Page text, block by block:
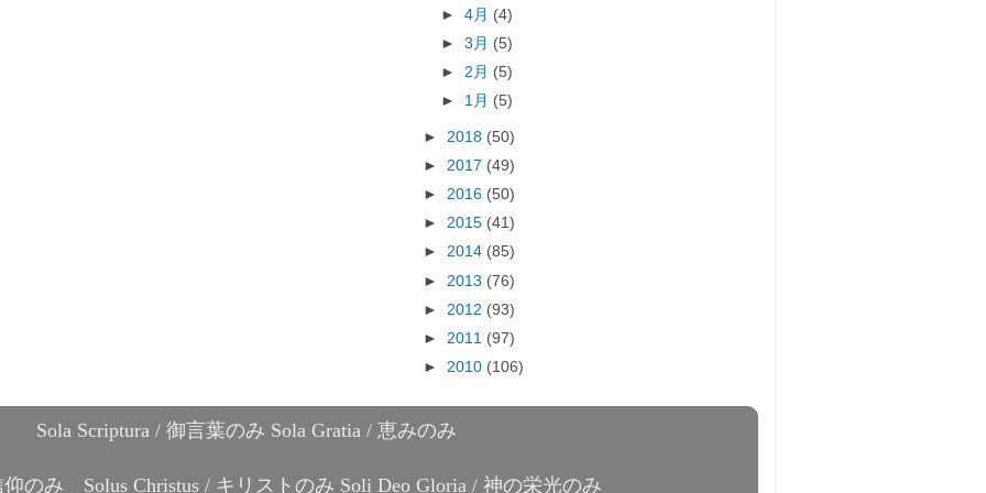
►4月 (4)
►3月 (5)
► 2月 (5)
► 1月 (5)
► 2018 (50)
► 2017 (49)
► 2016 (50)
► 2015 (41)
► 2014 (85)
► 2013 (76)
► 2012 (93)
► 2011 (97)
► 2010 (106)
Sola Scriptura / 御言葉のみ Sola Gratia / 恵みのみ
仰のみ Solus Christus / キリストのみ Soli Deo Gloria / 神の栄光のみ